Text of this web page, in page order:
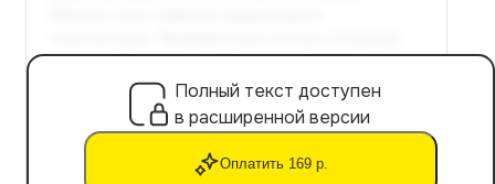
Полный текст доступен
в расширенной версии
Оплатить 169 р.